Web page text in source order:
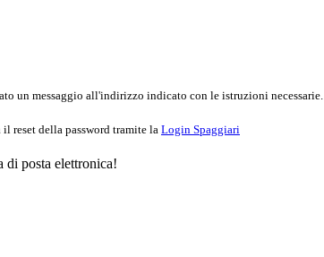
un messaggio all'indirizzo indicato con le istruzioni necessarie.
reset della password tramite la Login Spaggiari
di posta elettronica!